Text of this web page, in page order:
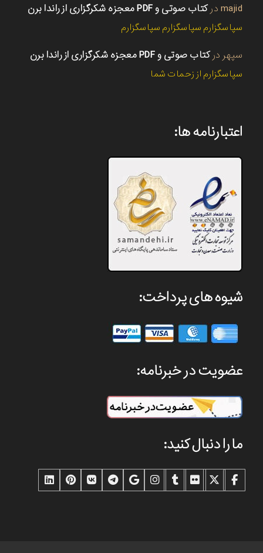
majid درکتاب صوتی و PDF معجزه شکرگزاری از راندا برن
سپاسگزارم سپاسگزارم سپاسگزارم
سپهر درکتاب صوتی و PDF معجزه شکرگزاری از راندا برن
سپاسگزارم از زحمات شما
اعتبارنامه ها:
شیوه های پرداخت:
عضویت در خبرنامه:
ما را دنبال کنید: